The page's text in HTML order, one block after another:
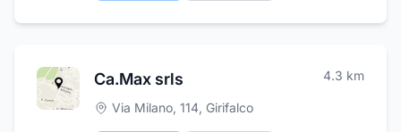
ci caratterizzano.
Ca.Max srls 4.3 km
Via Milano, 114, Girifalco